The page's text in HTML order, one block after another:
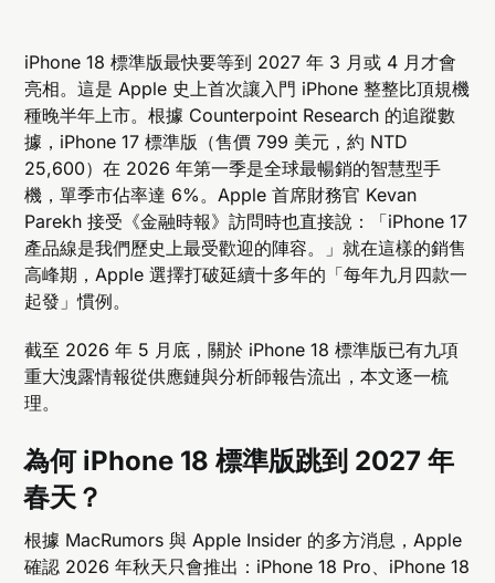
iPhone 18 標準版最快要等到 2027 年 3 月或 4 月才會
亮相。這是 Apple 史上首次讓入門 iPhone 整整比頂規機
種晚半年上市。根據 Counterpoint Research 的追蹤數
據，iPhone 17 標準版（售價 799 美元，約 NTD
25,600）在 2026 年第一季是全球最暢銷的智慧型手
機，單季市佔率達 6%。Apple 首席財務官 Kevan
Parekh 接受《金融時報》訪問時也直接說：「iPhone 17
產品線是我們歷史上最受歡迎的陣容。」就在這樣的銷售
高峰期，Apple 選擇打破延續十多年的「每年九月四款一
起發」慣例。
截至 2026 年 5 月底，關於 iPhone 18 標準版已有九項
重大洩露情報從供應鏈與分析師報告流出，本文逐一梳
理。
為何 iPhone 18 標準版跳到 2027 年
春天？
根據 MacRumors 與 Apple Insider 的多方消息，Apple
確認 2026 年秋天只會推出：iPhone 18 Pro、iPhone 18